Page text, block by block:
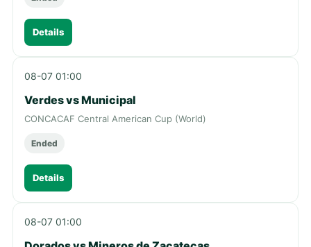
Details
08-07 01:00
Verdes vs Municipal
CONCACAF Central American Cup (World)
Ended
Details
08-07 01:00